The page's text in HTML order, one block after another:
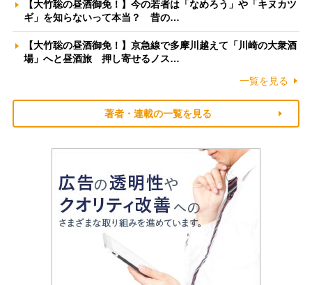
【大竹聡の昼酒御免！】今の若者は「なめろう」や「キヌカツ
ギ」を知らないって本当？ 昔の…
【大竹聡の昼酒御免！】京急線で多摩川越えて「川崎の大衆酒
場」へと昼酒旅 押し寄せるノス…
一覧を見る
著者・連載の一覧を見る